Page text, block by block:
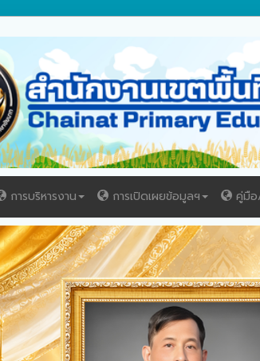
การบริหารงาน การเปิดเผยข้อมูลฯ คู่มือ